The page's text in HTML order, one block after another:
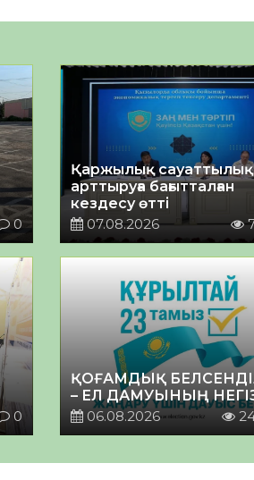
0
Қаржылық
арттыруға бағытталған
кездесу өтті
07.08.2026
0
ҚОҒАМДЫҚ
– ЕЛ ДАМУЫНЫҢ
06.08.2026